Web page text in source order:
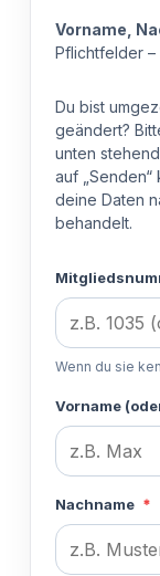
Vorname,
Pflichtfelder –
Du bist
geändert?
unten
auf
deine Daten
behandelt.
Wenn du sie
Vorname
Nachname *